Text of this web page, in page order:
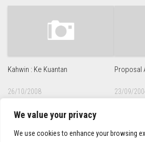
We value your privacy
We use cookies to enhance your browsing
Kahwin : Ke Kuantan
26/10/2008
Proposal
23/09/